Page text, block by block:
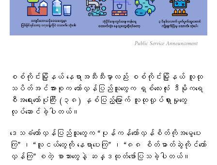
Public Service Announcement
စစ်ကိုင်းမြို့နယ် နေရာအသီးသီးမှာလည်း စစ်ကိုင်းမြို့နယ် လူထု
သပိတ်အင်အားစုက တော်လှန်ပြည်သူတွေက ရှစ်လေးလုံး ဒီမိုကရေ
စီအရေးတော်ပုံကြီး (၃၈) နှစ်ပြည့်မြောက် လူထုလှုပ်ရှားမှုတွေ
လုပ်ဆောင်ခဲ့ပါတယ်။
ဒေသခံတော်လှန်ပြည်သူတွေက “ပုန်ကန်တော်လှန်စိတ်ကိုအမွေပေး
ကြ” ၊ “လူငယ်တွေကို နေရာပေးကြ” ၊ “၈၈ စိတ်ဓာတ်ဆွဲကိုင်တော်
လှန်ကြ” စတဲ့ စာသားတွေနဲ့ ဆန္ဒထုတ်ဖော်ပြသခဲ့ပါတယ်။